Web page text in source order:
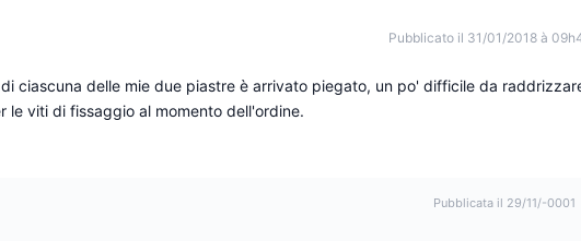
Pubblicato il 31/01/2018 à
ciascuna delle mie due piastre è arrivato piegato, un po' difficile da
le viti di fissaggio al momento dell'ordine.
Pubblicata il 29/11/-0001